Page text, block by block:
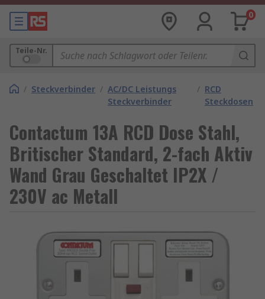
0
Teile-Nr.
/ Steckverbinder / AC/DC Leistungs
Steckverbinder
/ RCD
Steckdosen
Contactum 13A RCD Dose Stahl,
Britischer Standard, 2-fach Aktiv
Wand Grau Geschaltet IP2X /
230V ac Metall